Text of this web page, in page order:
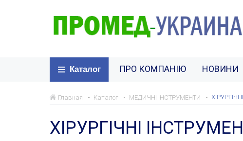
Каталог ПРО КОМПАНІЮ НОВИНИ
Главная Каталог МЕДИЧНІ ІНСТРУМЕНТИ
ХІРУРГІЧНІ